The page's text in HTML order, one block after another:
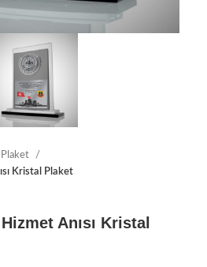
Kristal Plaket
Anısı Kristal